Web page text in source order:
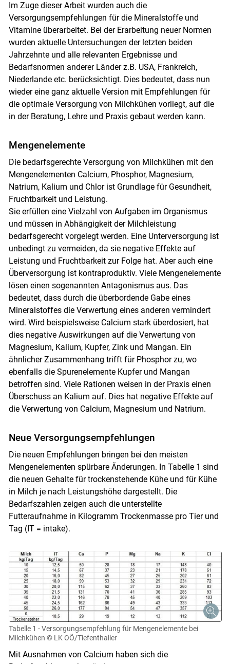
Skip to main content
Im Zuge dieser Arbeit wurden auch die
Versorgungsempfehlungen für die Mineralstoffe und
Vitamine überarbeitet. Bei der Erarbeitung neuer Normen
wurden aktuelle Untersuchungen der letzten beiden
Jahrzehnte und alle relevanten Ergebnisse und
Bedarfsnormen anderer Länder z.B. USA, Frankreich,
Niederlande etc. berücksichtigt. Dies bedeutet, dass nun
wieder eine ganz aktuelle Version mit Empfehlungen für
die optimale Versorgung von Milchkühen vorliegt, auf die
in der Beratung, Lehre und Praxis gebaut werden kann.
Mengenelemente
Die bedarfsgerechte Versorgung von Milchkühen mit den
Mengenelementen Calcium, Phosphor, Magnesium,
Natrium, Kalium und Chlor ist Grundlage für Gesundheit,
Fruchtbarkeit und Leistung.
Sie erfüllen eine Vielzahl von Aufgaben im Organismus
und müssen in Abhängigkeit der Milchleistung
bedarfsgerecht vorgelegt werden. Eine Unterversorgung ist
unbedingt zu vermeiden, da sie negative Effekte auf
Leistung und Fruchtbarkeit zur Folge hat. Aber auch eine
Überversorgung ist kontraproduktiv. Viele Mengenelemente
lösen einen sogenannten Antagonismus aus. Das
bedeutet, dass durch die überbordende Gabe eines
Mineralstoffes die Verwertung eines anderen vermindert
wird. Wird beispielsweise Calcium stark überdosiert, hat
dies negative Auswirkungen auf die Verwertung von
Magnesium, Kalium, Kupfer, Zink und Mangan. Ein
ähnlicher Zusammenhang trifft für Phosphor zu, wo
ebenfalls die Spurenelemente Kupfer und Mangan
betroffen sind. Viele Rationen weisen in der Praxis einen
Überschuss an Kalium auf. Dies hat negative Effekte auf
die Verwertung von Calcium, Magnesium und Natrium.
Neue Versorgungsempfehlungen
Die neuen Empfehlungen bringen bei den meisten
Mengenelementen spürbare Änderungen. In Tabelle 1 sind
die neuen Gehalte für trockenstehende Kühe und für Kühe
in Milch je nach Leistungshöhe dargestellt. Die
Bedarfszahlen zeigen auch die unterstellte
Futteraufnahme in Kilogramm Trockenmasse pro Tier und
Tag (IT = intake).
Tabelle 1 - Versorgungsempfehlung für Mengenelemente bei
Milchkühen © LK OÖ/Tiefenthaller
Mit Ausnahmen von Calcium haben sich die